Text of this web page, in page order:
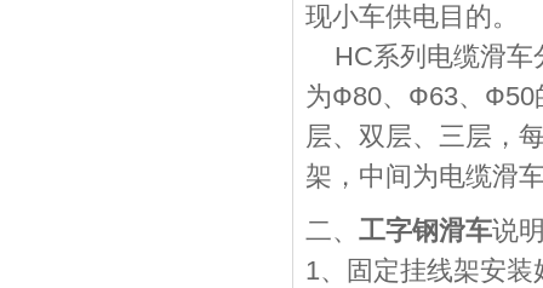
现小车供电目的。
HC系列电缆滑车
为Ф80、Ф63、Ф50
层、双层、三层，
架，中间为电缆滑
二、 工字钢滑车说
1、固定挂线架安